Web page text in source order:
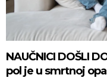
NAUČNICI DOŠLI
pol je u smrtnoj